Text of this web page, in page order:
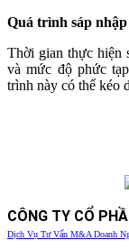
Quá trình sáp
Thời gian thực hiện
và mức độ phức
trình này có thể kéo
CÔNG TY CỔ
Dịch Vụ Tư Vấn M&A Doanh